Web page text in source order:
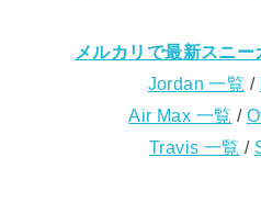
メルカリで最新スニ
Jordan 一覧 /
Air Max 一覧 /
Travis 一覧 /